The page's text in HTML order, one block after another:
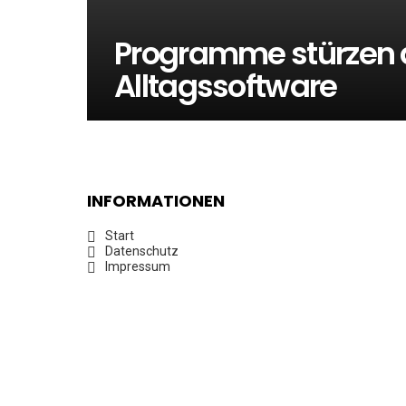
Programme
Alltagssoftware
INFORMATIONEN
Start
Datenschutz
Impressum